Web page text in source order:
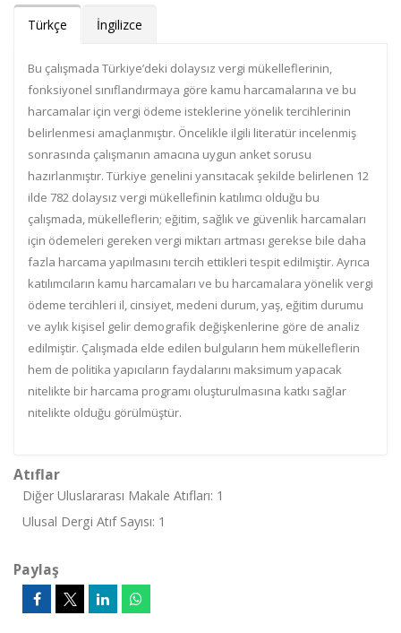
Türkçe İngilizce
Bu çalışmada Türkiye’deki dolaysız vergi mükelleflerinin,
fonksiyonel sınıflandırmaya göre kamu harcamalarına ve bu
harcamalar için vergi ödeme isteklerine yönelik tercihlerinin
belirlenmesi amaçlanmıştır. Öncelikle ilgili literatür incelenmiş
sonrasında çalışmanın amacına uygun anket sorusu
hazırlanmıştır. Türkiye genelini yansıtacak şekilde belirlenen 12
ilde 782 dolaysız vergi mükellefinin katılımcı olduğu bu
çalışmada, mükelleflerin; eğitim, sağlık ve güvenlik harcamaları
için ödemeleri gereken vergi miktarı artması gerekse bile daha
fazla harcama yapılmasını tercih ettikleri tespit edilmiştir. Ayrıca
katılımcıların kamu harcamaları ve bu harcamalara yönelik vergi
ödeme tercihleri il, cinsiyet, medeni durum, yaş, eğitim durumu
ve aylık kişisel gelir demografik değişkenlerine göre de analiz
edilmiştir. Çalışmada elde edilen bulguların hem mükelleflerin
hem de politika yapıcıların faydalarını maksimum yapacak
nitelikte bir harcama programı oluşturulmasına katkı sağlar
nitelikte olduğu görülmüştür.
Atıflar
Diğer Uluslararası Makale Atıfları: 1
Ulusal Dergi Atıf Sayısı: 1
Paylaş